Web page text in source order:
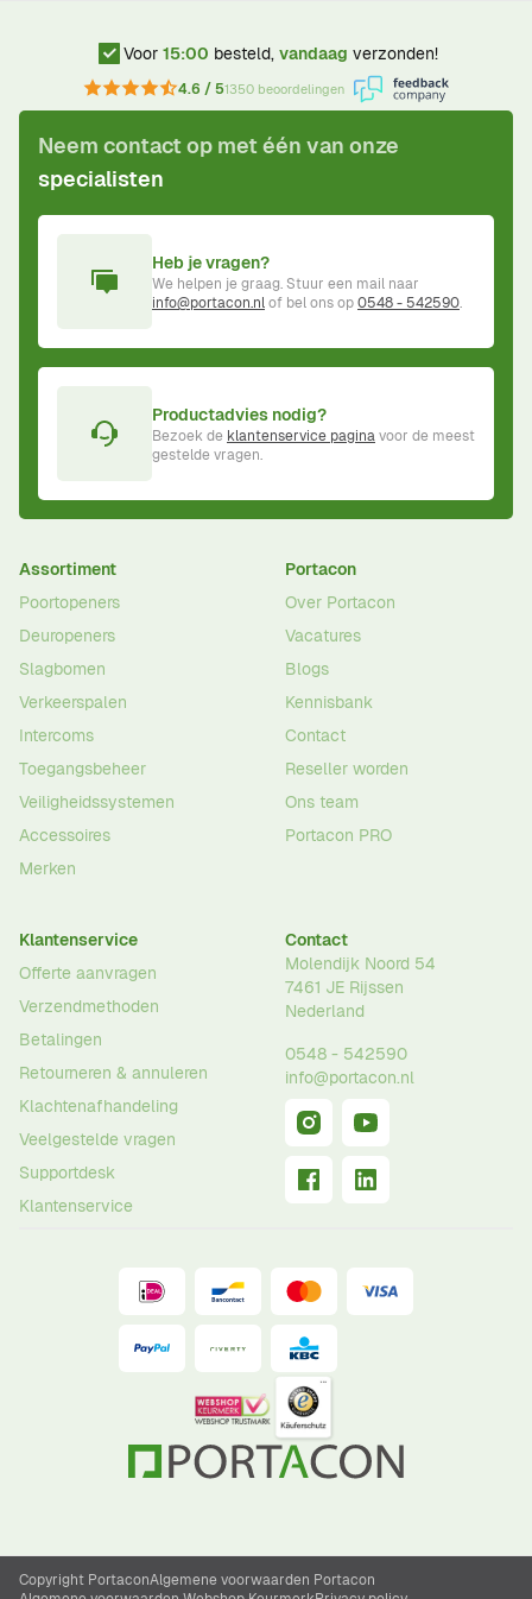
Voor 15:00 besteld, vandaag verzonden!
4.6 / 51350 beoordelingen
Neem contact op met één van onze
specialisten
Heb je vragen?
We helpen je graag. Stuur een mail naar
info@portacon.nlof bel ons op0548 - 542590.
Productadvies nodig?
Bezoek de klantenservice paginavoor de meest
gestelde vragen.
Assortiment
Poortopeners
Deuropeners
Slagbomen
Verkeerspalen
Intercoms
Toegangsbeheer
Veiligheidssystemen
Accessoires
Merken
Portacon
Over Portacon
Vacatures
Blogs
Kennisbank
Contact
Reseller worden
Ons team
Portacon PRO
Klantenservice
Offerte aanvragen
Verzendmethoden
Betalingen
Retourneren & annuleren
Klachtenafhandeling
Veelgestelde vragen
Supportdesk
Klantenservice
Contact
Molendijk Noord 54
7461 JE Rijssen
Nederland
0548 - 542590
info@portacon.nl
Copyright PortaconAlgemene voorwaarden Portacon